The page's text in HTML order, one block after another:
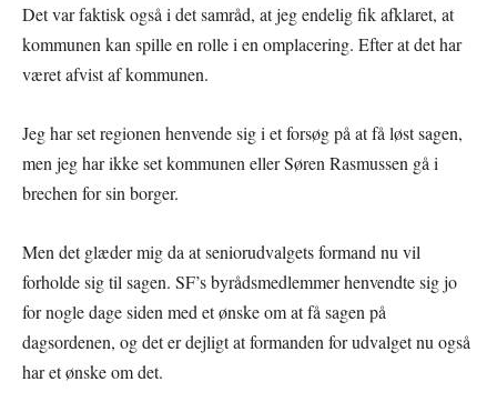
Det var faktisk også i det samråd, at jeg endelig fik afklaret, at
kommunen kan spille en rolle i en omplacering. Efter at det har
været afvist af kommunen.
Jeg har set regionen henvende sig i et forsøg på at få løst sagen,
men jeg har ikke set kommunen eller Søren Rasmussen gå i
brechen for sin borger.
Men det glæder mig da at seniorudvalgets formand nu vil
forholde sig til sagen. SF’s byrådsmedlemmer henvendte sig jo
for nogle dage siden med et ønske om at få sagen på
dagsordenen, og det er dejligt at formanden for udvalget nu også
har et ønske om det.